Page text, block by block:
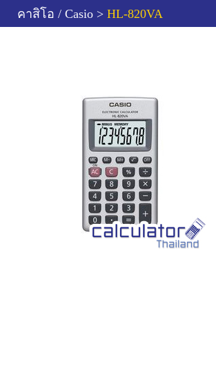
คาสิโอ / Casio > HL-820VA